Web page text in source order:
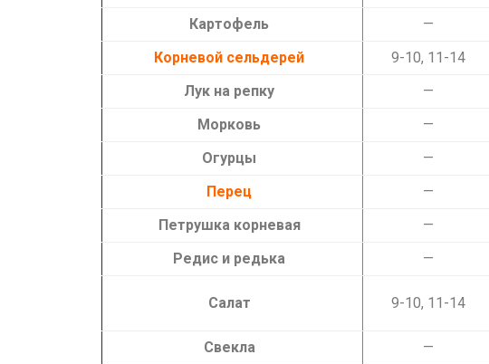
Картофель
—
Корневой сельдерей
9-10, 11-14
Лук на репку
—
Морковь
—
Огурцы
—
Перец
—
Петрушка корневая
—
Редис и редька
—
Салат 9-10, 11-14
Свекла
—